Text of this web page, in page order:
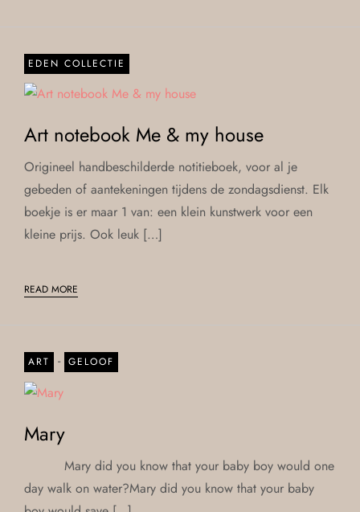
EDEN COLLECTIE
Art notebook Me & my house
Origineel handbeschilderde notitieboek, voor al je
gebeden of aantekeningen tijdens de zondagsdienst. Elk
boekje is er maar 1 van: een klein kunstwerk voor een
kleine prijs. Ook leuk […]
READ MORE
ART - GELOOF
Mary
Mary did you know that your baby boy would one
day walk on water?Mary did you know that your baby